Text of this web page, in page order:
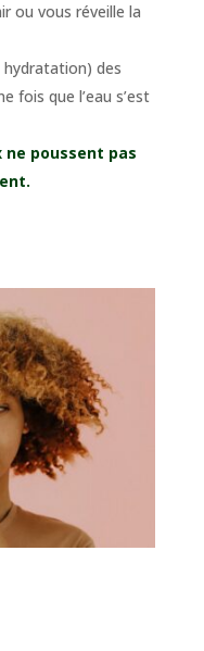
ou vous réveille la
des
fois que l’eau s’est
ne poussent pas